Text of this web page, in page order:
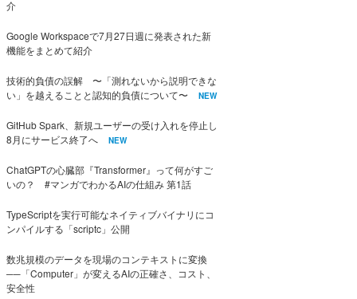
介
Google Workspaceで7月27日週に発表された新
機能をまとめて紹介
技術的負債の誤解 〜「測れないから説明できな
い」を越えることと認知的負債について〜
NEW
GitHub Spark、新規ユーザーの受け入れを停止し
8月にサービス終了へ
NEW
ChatGPTの心臓部『Transformer』って何がすご
いの？ #マンガでわかるAIの仕組み 第1話
TypeScriptを実行可能なネイティブバイナリにコ
ンパイルする「scriptc」公開
数兆規模のデータを現場のコンテキストに変換
──「Computer」が変えるAIの正確さ、コスト、
安全性